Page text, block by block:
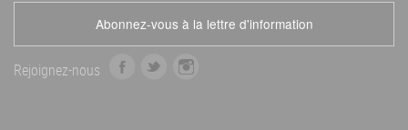
Abonnez-vous à la lettre d'information
Rejoignez-nous